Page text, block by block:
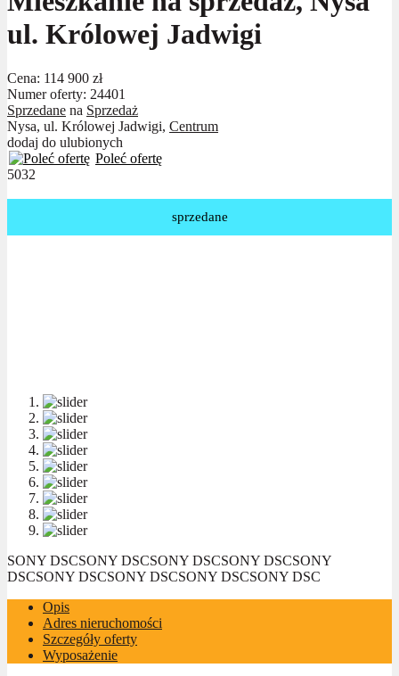
ul. Królowej Jadwigi
Cena: 114 900 zł
Numer oferty: 24401
Sprzedane na Sprzedaż
Nysa, ul. Królowej Jadwigi, Centrum
dodaj do ulubionych
Poleć ofertę
5032
sprzedane
SONY DSCSONY DSCSONY DSCSONY DSCSONY
DSCSONY DSCSONY DSCSONY DSCSONY DSC
Opis
Adres nieruchomości
Szczegóły oferty
Wyposażenie